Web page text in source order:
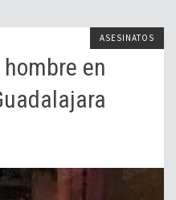
ASESINATOS
en